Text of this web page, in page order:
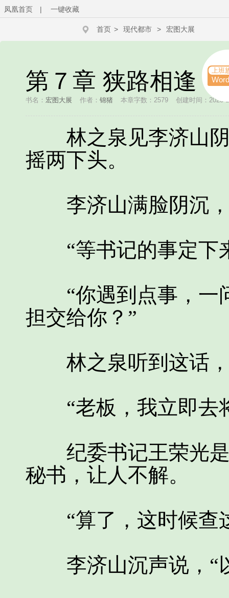
凤凰首页 | 一键收藏
首页 > 现代都市 > 宏图大展
第７章 狭路相逢 上班
书名： 宏图大展 作者： 锦猪 本章字数：2579 创建时间：2023-
林之泉见李济山阴
摇两下头。
李济山满脸阴沉，
“等书记的事定下
“你遇到点事，一
担交给你？”
林之泉听到这话，
“老板，我立即去
纪委书记王荣光是
秘书，让人不解。
“算了，这时候查
李济山沉声说，“